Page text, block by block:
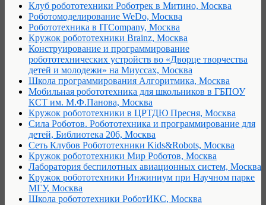
Клуб робототехники Роботрек в Митино, Москва
Роботомоделирование WeDo, Москва
Робототехника в ITCompany, Москва
Кружок робототехники Brainz, Москва
Конструирование и программирование
робототехнических устройств во «Дворце творчества
детей и молодежи» на Миуссах, Москва
Школа программирования Алгоритмика, Москва
Мобильная робототехника для школьников в ГБПОУ
КСТ им. М.Ф.Панова, Москва
Кружок робототехники в ЦРТДЮ Пресня, Москва
Сила Роботов. Робототехника и программирование для
детей, Библиотека 206, Москва
Сеть Клубов Робототехники Kids&Robots, Москва
Кружок робототехники Мир Роботов, Москва
Лаборатория беспилотных авиационных систем, Москва
Кружок робототехники Инжиниум при Научном парке
МГУ, Москва
Школа робототехники РоботИКС, Москва